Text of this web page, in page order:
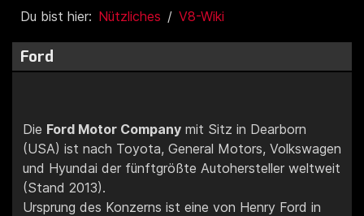
Du bist hier: Nützliches V8-Wiki
Ford
Die Ford Motor Company mit Sitz in Dearborn
(USA) ist nach Toyota, General Motors, Volkswagen
und Hyundai der fünftgrößte Autohersteller weltweit
(Stand 2013).
Ursprung des Konzerns ist eine von Henry Ford in